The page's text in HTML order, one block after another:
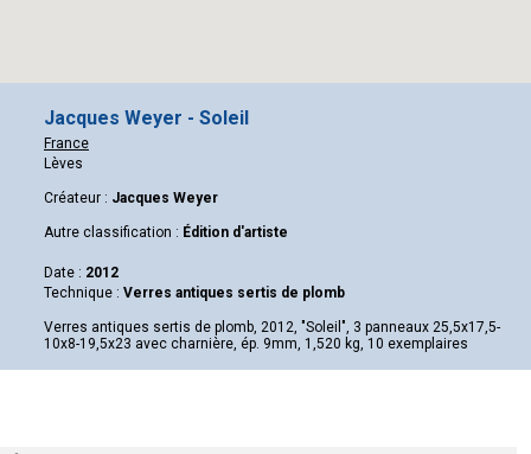
Jacques Weyer - Soleil
France
Lèves
Créateur : Jacques Weyer
Autre classification : Édition d'artiste
Date : 2012
Technique : Verres antiques sertis de plomb
Verres antiques sertis de plomb, 2012, "Soleil", 3 panneaux 25,5x17,5-
10x8-19,5x23 avec charnière, ép. 9mm, 1,520 kg, 10 exemplaires